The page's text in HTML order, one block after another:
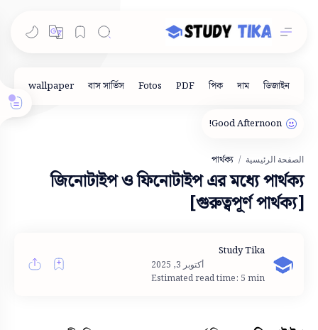
الصفحة الرئيسية পার্থক্য
জিনোটাইপ ও ফিনোটাইপ এর মধ্যে পার্থক্য
[গুরুত্বপূর্ণ পার্থক্য]
Estimated read time: 5 min